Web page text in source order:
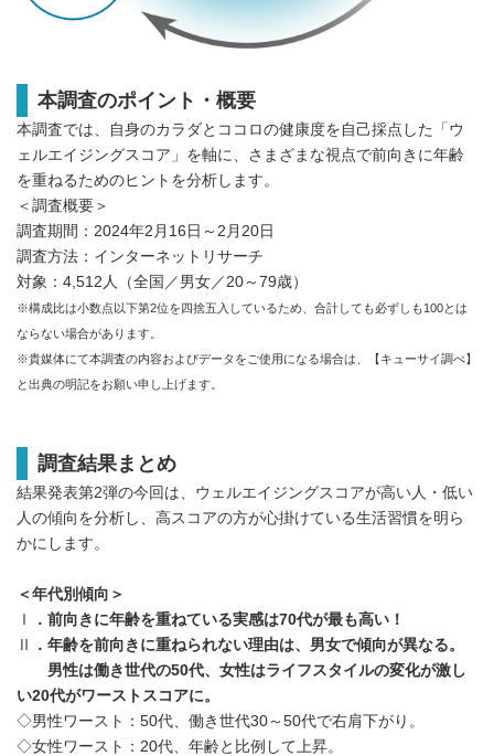
本調査のポイント・概要
本調査では、自身のカラダとココロの健康度を自己採点した「ウ
ェルエイジングスコア」を軸に、さまざまな視点で前向きに年齢
を重ねるためのヒントを分析します。
＜調査概要＞
調査期間：2024年2月16日～2月20日
調査方法：インターネットリサーチ
対象：4,512人（全国／男女／20～79歳）
※構成比は小数点以下第2位を四捨五入しているため、合計しても必ずしも100とは
ならない場合があります。
※貴媒体にて本調査の内容およびデータをご使用になる場合は、【キューサイ調べ】
と出典の明記をお願い申し上げます。
調査結果まとめ
結果発表第2弾の今回は、ウェルエイジングスコアが高い人・低い
人の傾向を分析し、高スコアの方が心掛けている生活習慣を明ら
かにします。
＜年代別傾向＞
Ⅰ
．前向きに年齢を重ねている実感は70代が最も高い！
Ⅱ
．年齢を前向きに重ねられない理由は、男女で傾向が異なる。
男性は働き世代の50代、女性はライフスタイルの変化が激し
い20代がワーストスコアに。
◇男性ワースト：50代、働き世代30～50代で右肩下がり。
◇女性ワースト：20代、年齢と比例して上昇。